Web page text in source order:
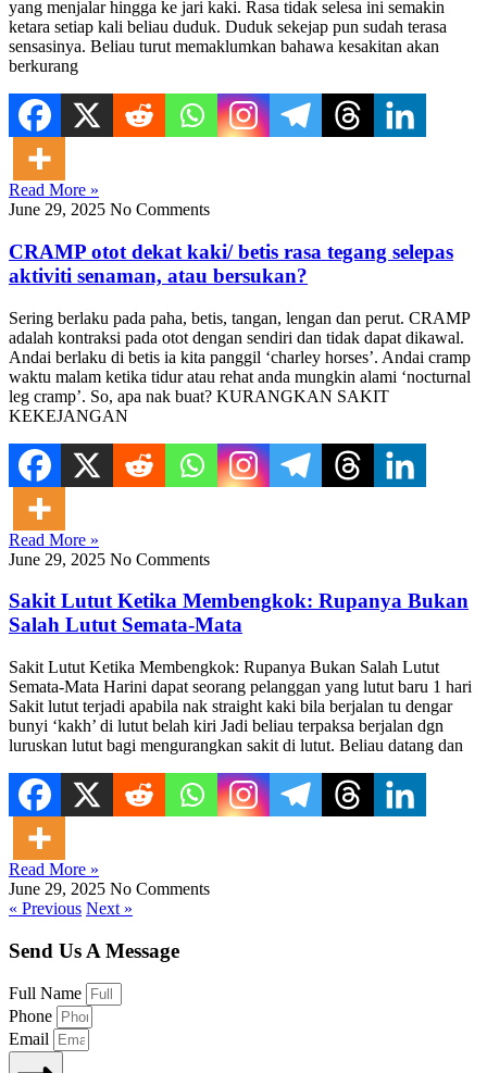
yang menjalar hingga ke jari kaki. Rasa tidak selesa ini semakin
ketara setiap kali beliau duduk. Duduk sekejap pun sudah terasa
sensasinya. Beliau turut memaklumkan bahawa kesakitan akan
berkurang
Read More »
June 29, 2025 No Comments
CRAMP otot dekat kaki/ betis rasa tegang selepas
aktiviti senaman, atau bersukan?
Sering berlaku pada paha, betis, tangan, lengan dan perut. CRAMP
adalah kontraksi pada otot dengan sendiri dan tidak dapat dikawal.
Andai berlaku di betis ia kita panggil ‘charley horses’. Andai cramp
waktu malam ketika tidur atau rehat anda mungkin alami ‘nocturnal
leg cramp’. So, apa nak buat? KURANGKAN SAKIT
KEKEJANGAN
Read More »
June 29, 2025 No Comments
Sakit Lutut Ketika Membengkok: Rupanya Bukan
Salah Lutut Semata-Mata
Sakit Lutut Ketika Membengkok: Rupanya Bukan Salah Lutut
Semata-Mata Harini dapat seorang pelanggan yang lutut baru 1 hari
Sakit lutut terjadi apabila nak straight kaki bila berjalan tu dengar
bunyi ‘kakh’ di lutut belah kiri Jadi beliau terpaksa berjalan dgn
luruskan lutut bagi mengurangkan sakit di lutut. Beliau datang dan
Read More »
June 29, 2025 No Comments
« Previous Next »
Send Us A Message
Full Name
Phone
Email